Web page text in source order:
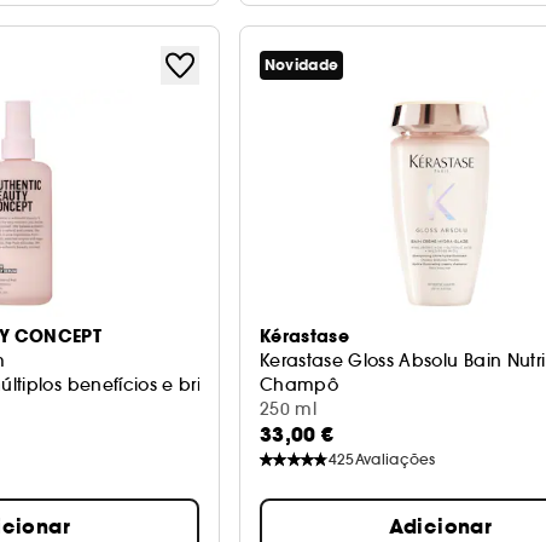
CONCEPT
benefícios e brilho
Novidade
Kérastase
Kerastase Gloss Absolu Bain Nutri
Champô
250 ml
33,00 €
425Avaliações
Adicionar